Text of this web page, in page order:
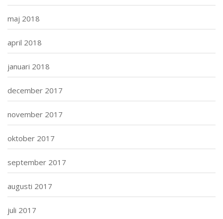
maj 2018
april 2018
januari 2018
december 2017
november 2017
oktober 2017
september 2017
augusti 2017
juli 2017